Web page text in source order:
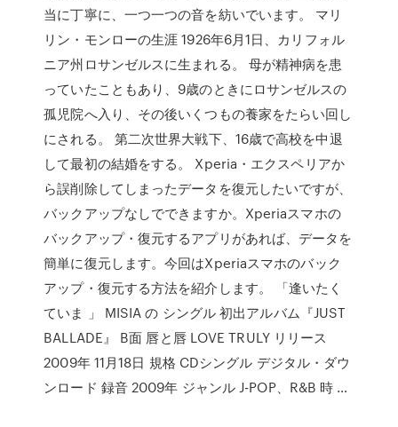
当に丁寧に、一つ一つの音を紡いでいます。 マリ
リン・モンローの生涯 1926年6月1日、カリフォル
ニア州ロサンゼルスに生まれる。 母が精神病を患
っていたこともあり、9歳のときにロサンゼルスの
孤児院へ入り、その後いくつもの養家をたらい回し
にされる。 第二次世界大戦下、16歳で高校を中退
して最初の結婚をする。 Xperia・エクスペリアか
ら誤削除してしまったデータを復元したいですが、
バックアップなしでできますか。Xperiaスマホの
バックアップ・復元するアプリがあれば、データを
簡単に復元します。今回はXperiaスマホのバック
アップ・復元する方法を紹介します。 「逢いたく
ていま 」 MISIA の シングル 初出アルバム『JUST
BALLADE』 B面 唇と唇 LOVE TRULY リリース
2009年 11月18日 規格 CDシングル デジタル・ダウ
ンロード 録音 2009年 ジャンル J-POP、R&B 時 …